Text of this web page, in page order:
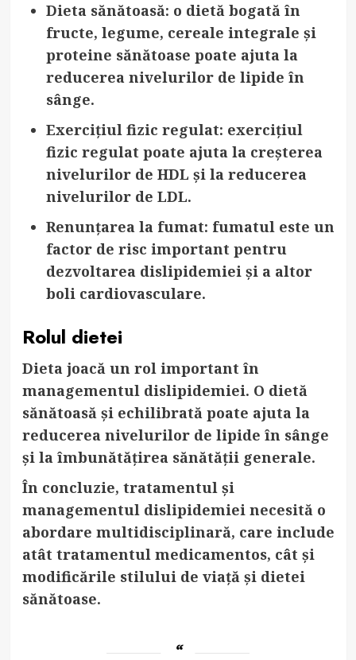
Dieta sănătoasă: o dietă bogată în
fructe, legume, cereale integrale și
proteine sănătoase poate ajuta la
reducerea nivelurilor de lipide în
sânge.
Exercițiul fizic regulat: exercițiul
fizic regulat poate ajuta la creșterea
nivelurilor de HDL și la reducerea
nivelurilor de LDL.
Renunțarea la fumat: fumatul este un
factor de risc important pentru
dezvoltarea dislipidemiei și a altor
boli cardiovasculare.
Rolul dietei
Dieta joacă un rol important în
managementul dislipidemiei. O dietă
sănătoasă și echilibrată poate ajuta la
reducerea nivelurilor de lipide în sânge
și la îmbunătățirea sănătății generale.
În concluzie, tratamentul și
managementul dislipidemiei necesită o
abordare multidisciplinară, care include
atât tratamentul medicamentos, cât și
modificările stilului de viață și dietei
sănătoase.